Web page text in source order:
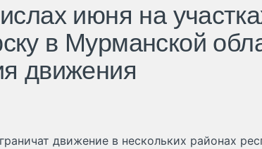
июня на
в Мурманской
движения
движение в нескольких районах